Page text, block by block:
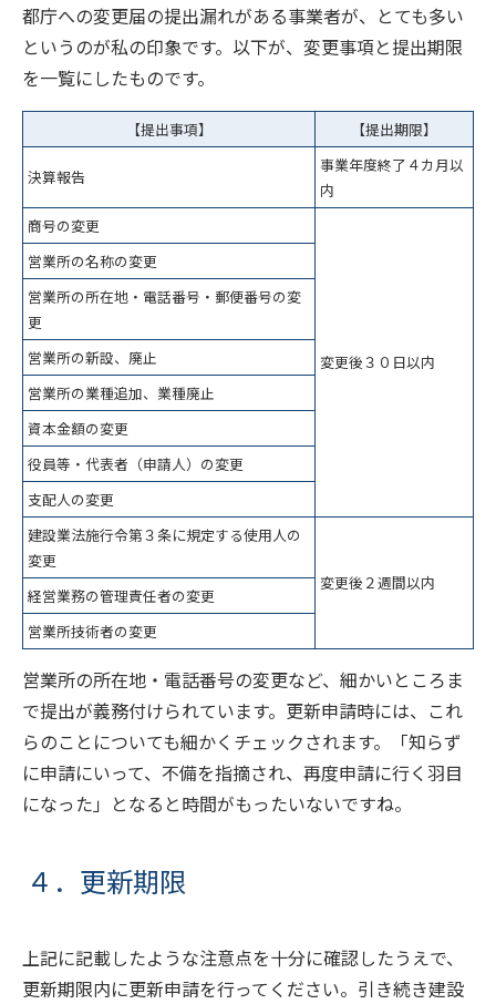
都庁への変更届の提出漏れがある事業者が、とても多い
というのが私の印象です。以下が、変更事項と提出期限
を一覧にしたものです。
【提出事項】 【提出期限】
決算報告
事業年度終了４カ月以
内
商号の変更
変更後３０日以内
営業所の名称の変更
営業所の所在地・電話番号・郵便番号の変
更
営業所の新設、廃止
営業所の業種追加、業種廃止
資本金額の変更
役員等・代表者（申請人）の変更
支配人の変更
建設業法施行令第３条に規定する使用人の
変更
変更後２週間以内
経営業務の管理責任者の変更
営業所技術者の変更
営業所の所在地・電話番号の変更など、細かいところま
で提出が義務付けられています。更新申請時には、これ
らのことについても細かくチェックされます。「知らず
に申請にいって、不備を指摘され、再度申請に行く羽目
になった」となると時間がもったいないですね。
４．更新期限
上記に記載したような注意点を十分に確認したうえで、
更新期限内に更新申請を行ってください。引き続き建設